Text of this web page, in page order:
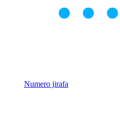
Numero jirafa